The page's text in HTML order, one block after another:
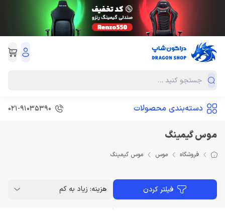
دسته‌بندی محصولات 021-91035390
موس گیمینگ
فروشگاه موس موس گیمینگ
فیلتر کردن هزینه: زیاد به کم